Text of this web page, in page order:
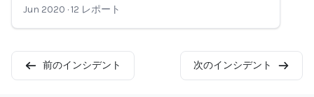
Jun 2020 ·12 レポート
前のインシデント 次のインシデント